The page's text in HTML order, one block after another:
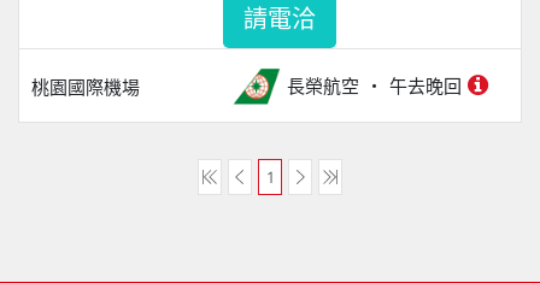
桃園國際機場 長榮航空 午去晚回
請電洽
1